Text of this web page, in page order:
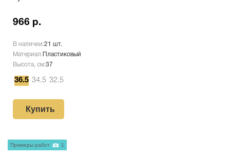
966 р.
В наличии:21 шт.
Материал: Пластиковый
Высота, см:37
36.5 34.5 32.5
Купить
Примеры работ 1